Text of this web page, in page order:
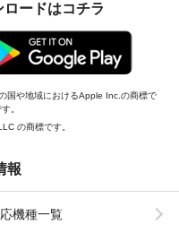
ードはコチラ
国や地域におけるApple Inc.の商標で
。
の商標です。
報
機種一覧